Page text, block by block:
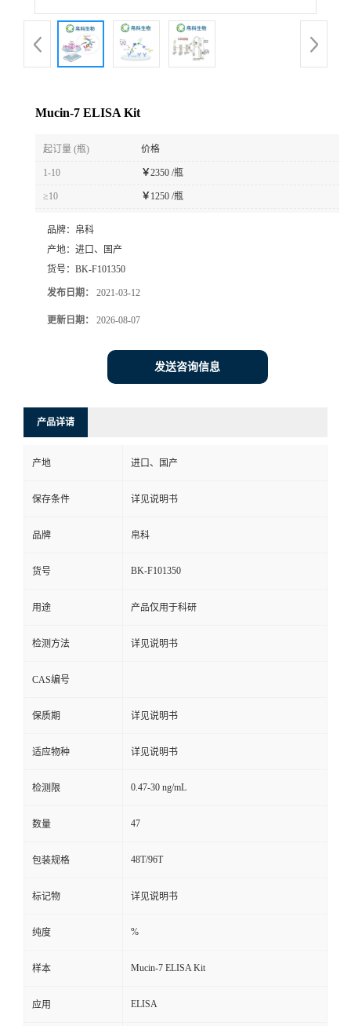
Mucin-7 ELISA Kit
起订量 (瓶) 价格
1-10 ￥2350 /瓶
≥10 ￥ 1250 /瓶
品牌： 帛科
产地： 进口、国产
货号： BK-F101350
发布日期： 2021-03-12
更新日期： 2026-08-07
发送咨询信息
产品详请
产地 进口、国产
保存条件 详见说明书
品牌 帛科
货号 BK-F101350
用途 产品仅用于科研
检测方法 详见说明书
CAS编号
保质期 详见说明书
适应物种 详见说明书
检测限 0.47-30 ng/mL
数量 47
包装规格 48T/96T
标记物 详见说明书
纯度 %
样本 Mucin-7 ELISA Kit
应用 ELISA